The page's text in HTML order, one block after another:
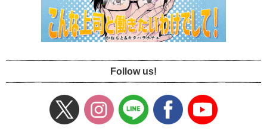
Follow us!